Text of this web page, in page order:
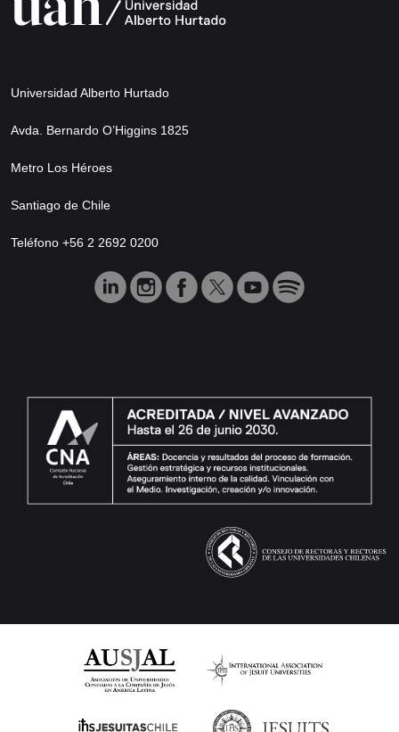
Universidad Alberto Hurtado
Avda. Bernardo O’Higgins 1825
Metro Los Héroes
Santiago de Chile
Teléfono +56 2 2692 0200